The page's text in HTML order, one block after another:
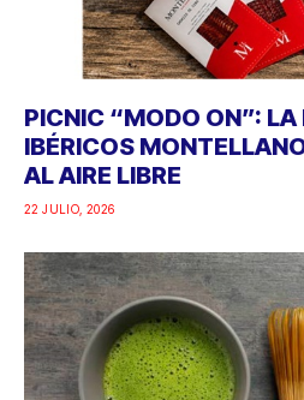
PICNIC “MODO ON”: LA
IBÉRICOS
AL AIRE LIBRE
22 JULIO, 2026